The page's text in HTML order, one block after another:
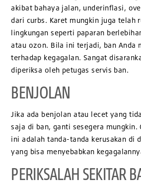
akibat bahaya jalan, underinflasi,
dari curbs. Karet mungkin juga telah
lingkungan seperti paparan
atau ozon. Bila ini terjadi, ban Anda
terhadap kegagalan. Sangat
diperiksa oleh petugas servis ban.
BENJOLAN
Jika ada benjolan atau lecet yang
saja di ban, ganti sesegera mungkin.
ini adalah tanda-tanda kerusakan di
yang bisa menyebabkan
PERIKSALAH SEKITAR